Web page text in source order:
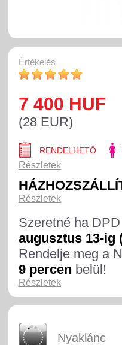
Értékelés
7 400 HUF
(28 EUR)
RENDELHETŐ
Részletek
Részletek
Szeretné ha
augusztus 13-ig
Rendelje meg a
9 percen belül!
Részletek
Nyaklánc